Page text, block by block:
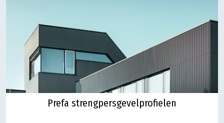
Prefa strengpersgevelprofielen